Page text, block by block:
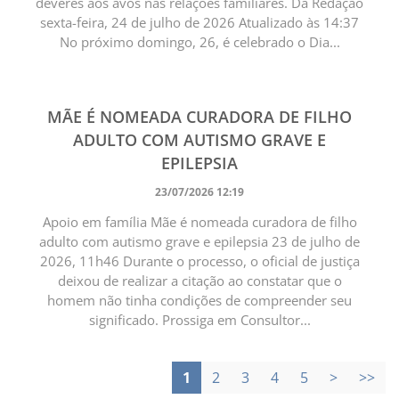
sexta-feira, 24 de julho de 2026 Atualizado às 14:37
No próximo domingo, 26, é celebrado o Dia...
MÃE É NOMEADA CURADORA DE FILHO
ADULTO COM AUTISMO GRAVE E
EPILEPSIA
23/07/2026 12:19
Apoio em família Mãe é nomeada curadora de filho
adulto com autismo grave e epilepsia 23 de julho de
2026, 11h46 Durante o processo, o oficial de justiça
deixou de realizar a citação ao constatar que o
homem não tinha condições de compreender seu
significado. Prossiga em Consultor...
1 2 3 4 5 > >>